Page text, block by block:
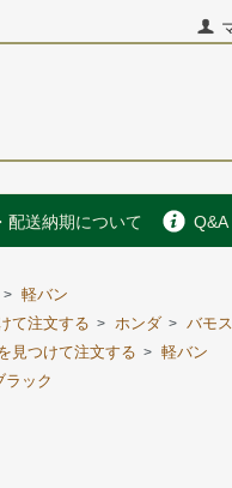
配送納期について Q&A
> 軽バン
て注文する > ホンダ > バモス
見つけて注文する > 軽バン
ラック